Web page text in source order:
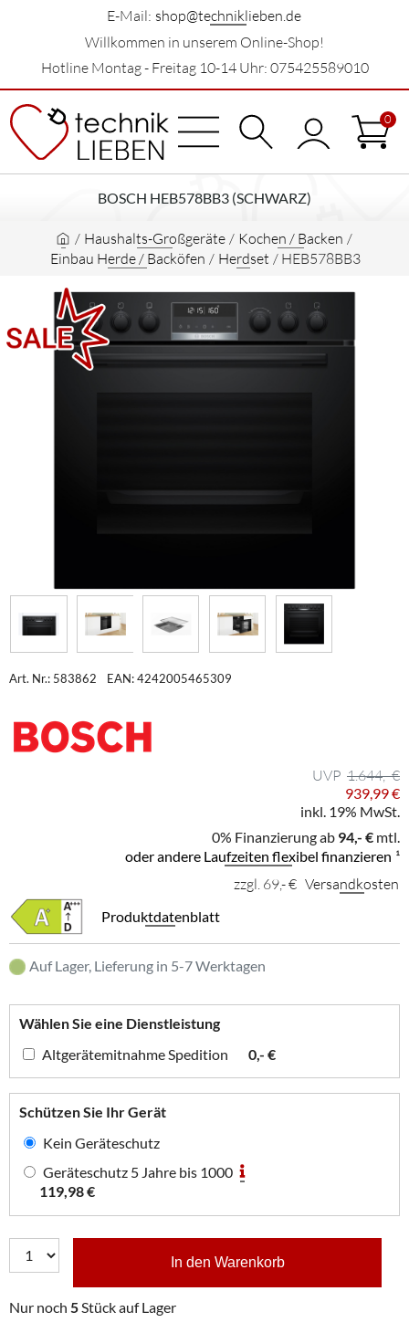
E-Mail: shop@techniklieben.de
Willkommen in unserem Online-Shop!
Hotline Montag - Freitag 10-14 Uhr: 075425589010
0
BOSCH HEB578BB3 (SCHWARZ)
/ Haushalts-Großgeräte / Kochen / Backen /
Einbau Herde / Backöfen / Herdset / HEB578BB3
Art. Nr.: 583862 EAN: 4242005465309
1.644,- €
939,99 €
inkl. 19% MwSt.
0% Finanzierung ab 94,- € mtl.
oder andere Laufzeiten flexibel finanzieren ¹
zzgl. 69,- € Versandkosten
Produktdatenblatt
Auf Lager, Lieferung in 5-7 Werktagen
Wählen Sie eine Dienstleistung
Altgerätemitnahme Spedition
0,- €
Schützen Sie Ihr Gerät
Kein Geräteschutz
Geräteschutz 5 Jahre bis 1000
119,98 €
In den Warenkorb
Nur noch 5 Stück auf Lager